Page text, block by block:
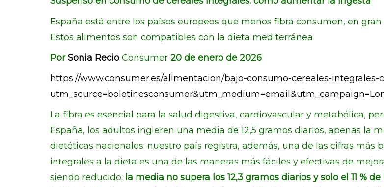
España está entre los países europeos que menos fibra consumen, en
Estos alimentos son compatibles con la dieta mediterránea
PorSonia Recio Consumer 20 de enero de 2026
https://www.consumer.es/alimentacion/bajo-consumo-cereales-
La fibra es esencial para la salud digestiva, cardiovascular y metabólica,
España, los adultos ingieren una media de 12,5 gramos diarios, apenas la
dietéticas nacionales; nuestro país registra, además, una de las cifras más
integrales a la dieta es una de las maneras más fáciles y efectivas de
siendo reducido: la media no supera los 12,3 gramos diarios y solo el 11 %